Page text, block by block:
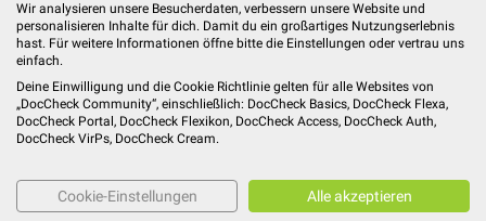
Datenschutz
Cookies
Impressum
© 2026DocCheck Community GmbH
Wir analysieren unsere Besucherdaten, verbessern unsere Website und
personalisieren Inhalte für dich. Damit du ein großartiges Nutzungserlebnis
hast. Für weitere Informationen öffne bitte die Einstellungen oder vertrau uns
einfach.
Deine Einwilligung und die Cookie Richtlinie gelten für alle Websites von
„DocCheck Community“, einschließlich: DocCheck Basics, DocCheck Flexa,
DocCheck Portal, DocCheck Flexikon, DocCheck Access, DocCheck Auth,
DocCheck VirPs, DocCheck Cream.
Cookie-Einstellungen Alle akzeptieren